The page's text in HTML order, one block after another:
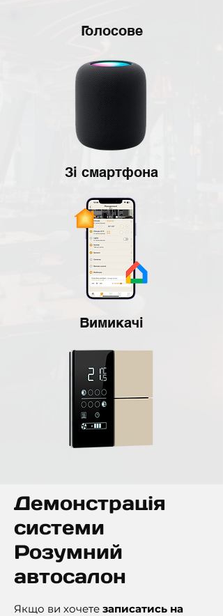
Голосове
Зі смартфона
Вимикачі
Демонстрація
системи
Розумний
автосалон
Якщо ви хочете записатись на